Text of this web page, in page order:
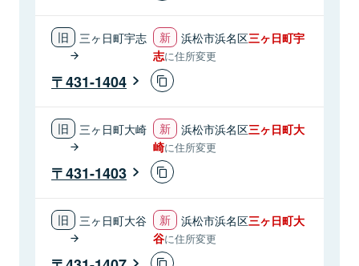
三ヶ日町宇志 浜松市浜名区三ヶ日町宇
志に住所変更
431-1404
三ヶ日町大崎 浜松市浜名区三ヶ日町大
崎に住所変更
431-1403
三ヶ日町大谷 浜松市浜名区三ヶ日町大
谷に住所変更